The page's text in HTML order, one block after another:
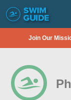
Join Our